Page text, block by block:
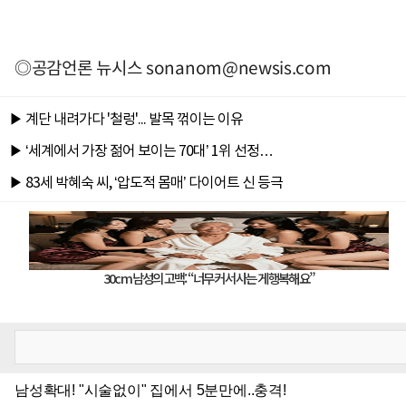
◎공감언론 뉴시스sonanom@newsis.com